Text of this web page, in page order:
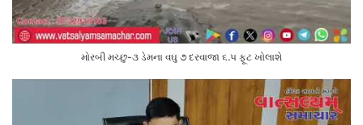
મોરબી મચ્છુ-૩ ડેમના વઘુ ૭ દરવાજા ૬.૫ ફૂટ ખોલાશે